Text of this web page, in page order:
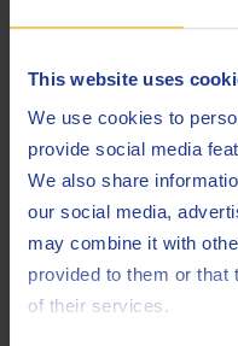
This website uses
We use cookies to
provide social media
We also share
our social media,
may combine it with
provided to them or that
of their services.
VAG
Prodotti correlati